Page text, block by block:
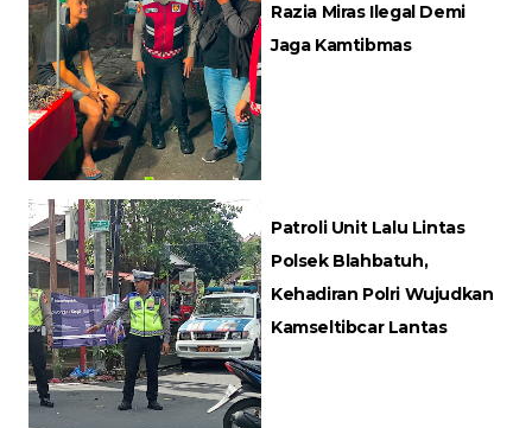
Razia Miras Ilegal Demi
Jaga Kamtibmas
Patroli Unit Lalu Lintas
Polsek Blahbatuh,
Kehadiran Polri Wujudkan
Kamseltibcar Lantas